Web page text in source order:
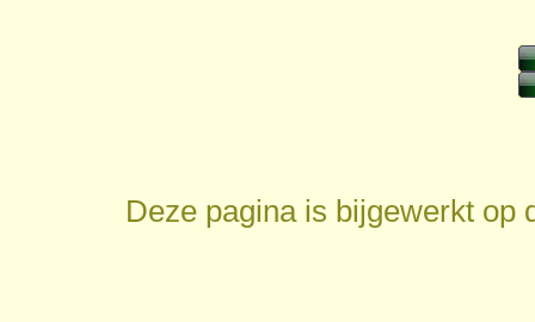
Deze pagina is bijgewerkt op